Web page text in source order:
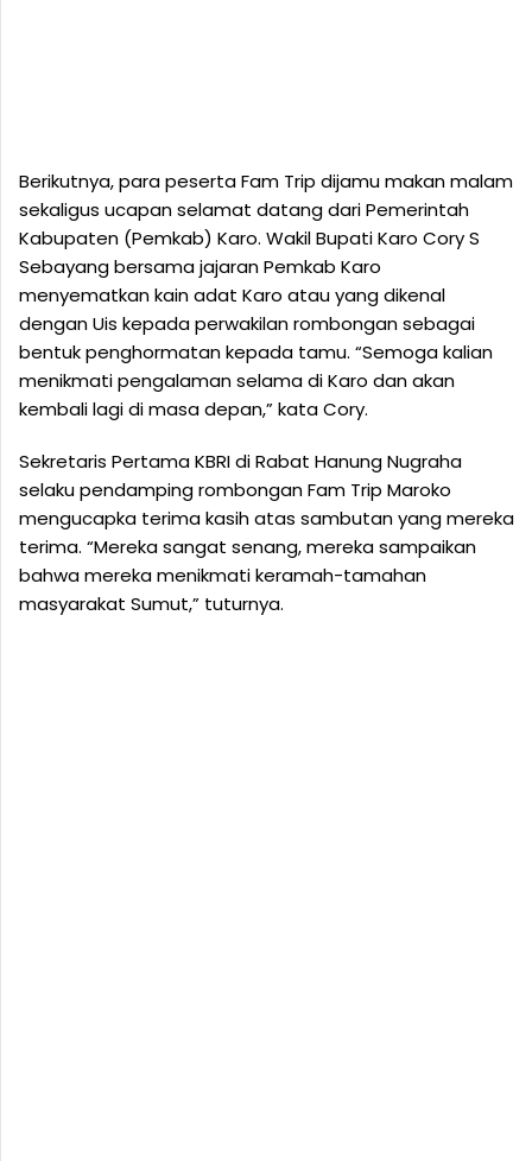
Berikutnya, para peserta Fam Trip dijamu makan malam
sekaligus ucapan selamat datang dari Pemerintah
Kabupaten (Pemkab) Karo. Wakil Bupati Karo Cory S
Sebayang bersama jajaran Pemkab Karo
menyematkan kain adat Karo atau yang dikenal
dengan Uis kepada perwakilan rombongan sebagai
bentuk penghormatan kepada tamu. “Semoga kalian
menikmati pengalaman selama di Karo dan akan
kembali lagi di masa depan,” kata Cory.
Sekretaris Pertama KBRI di Rabat Hanung Nugraha
selaku pendamping rombongan Fam Trip Maroko
mengucapka terima kasih atas sambutan yang mereka
terima. “Mereka sangat senang, mereka sampaikan
bahwa mereka menikmati keramah-tamahan
masyarakat Sumut,” tuturnya.